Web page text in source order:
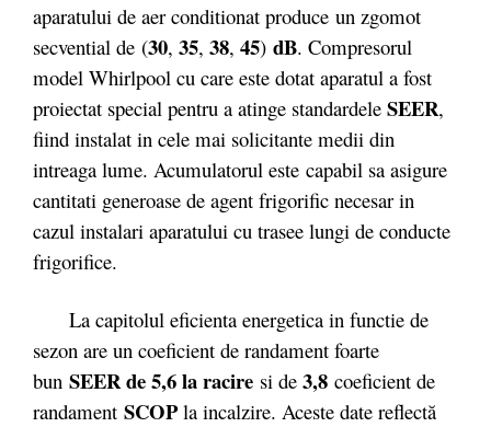
aparatului de aer conditionat produce un zgomot
secvential de (30, 35, 38, 45) dB. Compresorul
model Whirlpool cu care este dotat aparatul a fost
proiectat special pentru a atinge standardele SEER,
fiind instalat in cele mai solicitante medii din
intreaga lume. Acumulatorul este capabil sa asigure
cantitati generoase de agent frigorific necesar in
cazul instalari aparatului cu trasee lungi de conducte
frigorifice.
La capitolul eficienta energetica in functie de
sezon are un coeficient de randament foarte
bun SEER de 5,6 la racire si de 3,8 coeficient de
randament SCOPla incalzire. Aceste date reflectă